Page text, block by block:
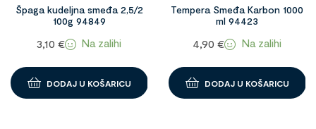
Špaga kudeljna smeđa 2,5/2
100g 94849
3,10 € Na zalihi
DODAJ U KOŠARICU
Tempera Smeđa Karbon 1000
ml 94423
4,90€ Na zalihi
DODAJ U KOŠARICU